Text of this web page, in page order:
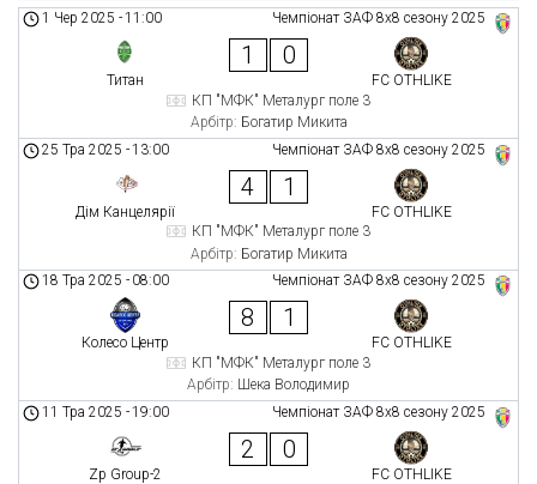
Чемпіонат ЗАФ 8x8 сезону 2025
1 Чер 2025 -11:00
Титан
1 0
FC OTHLIKE
КП "МФК" Металург поле 3
Арбітр: Богатир Микита
Чемпіонат ЗАФ 8x8 сезону 2025
25 Тра 2025 -13:00
Дім Канцелярії
4 1
FC OTHLIKE
КП "МФК" Металург поле 3
Арбітр: Богатир Микита
Чемпіонат ЗАФ 8x8 сезону 2025
18 Тра 2025 - 08:00
Колесо Центр
8 1
FC OTHLIKE
КП "МФК" Металург поле 3
Арбітр: Шека Володимир
Чемпіонат ЗАФ 8x8 сезону 2025
11 Тра 2025 -19:00
Zp Group-2
2 0
FC OTHLIKE